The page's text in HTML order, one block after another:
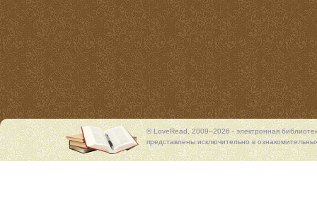
© LoveRead, 2009–2026 - электронная
представлены исключительно в